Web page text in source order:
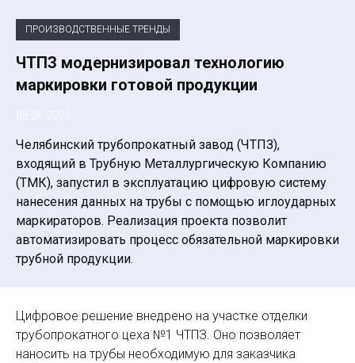
ПРОИЗВОДСТВЕННЫЕ ТРЕНДЫ
ЧТПЗ модернизировал технологию
маркировки готовой продукции
Челябинский трубопрокатный завод (ЧТПЗ),
входящий в Трубную Металлургическую Компанию
(ТМК), запустил в эксплуатацию цифровую систему
нанесения данных на трубы с помощью иглоударных
маркираторов. Реализация проекта позволит
автоматизировать процесс обязательной маркировки
трубной продукции.
Цифровое решение внедрено на участке отделки
трубопрокатного цеха №1 ЧТПЗ. Оно позволяет
наносить на трубы необходимую для заказчика